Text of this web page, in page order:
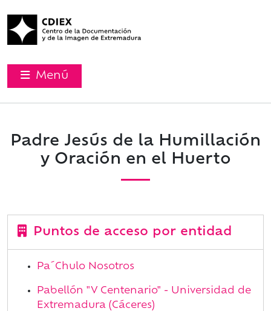
Menú
Padre Jesús de la Humillación
y Oración en el Huerto
Puntos de acceso por entidad
Pa´Chulo Nosotros
Pabellón "V Centenario" - Universidad de
Extremadura (Cáceres)